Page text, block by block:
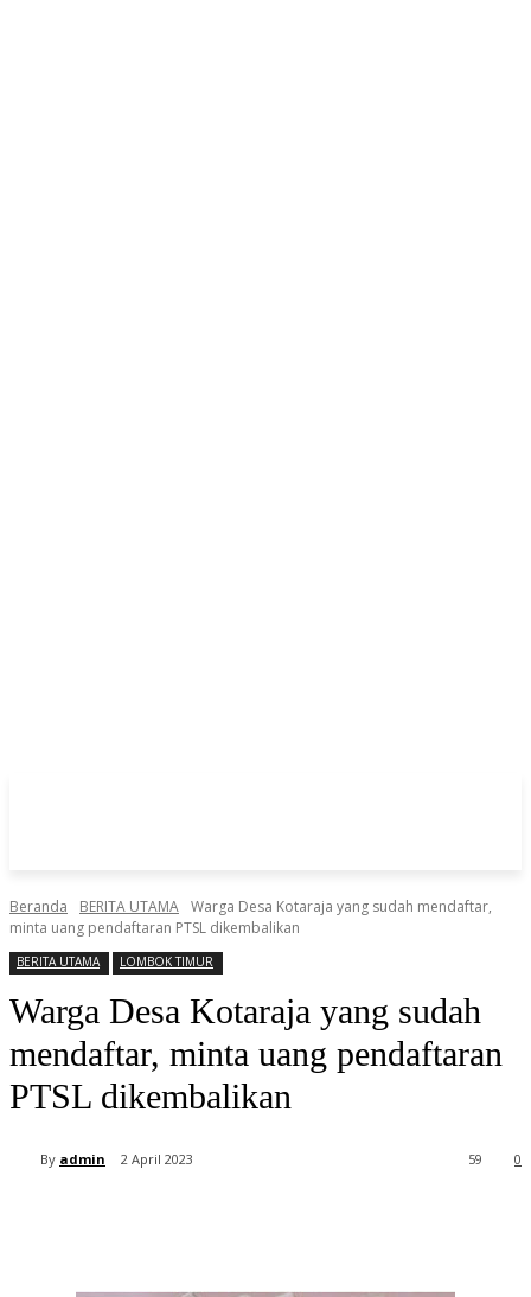
Beranda BERITA UTAMA Warga Desa Kotaraja yang sudah mendaftar,
minta uang pendaftaran PTSL dikembalikan
BERITA UTAMA LOMBOK TIMUR
Warga Desa Kotaraja yang sudah
mendaftar, minta uang pendaftaran
PTSL dikembalikan
By admin 2 April 2023 0
59